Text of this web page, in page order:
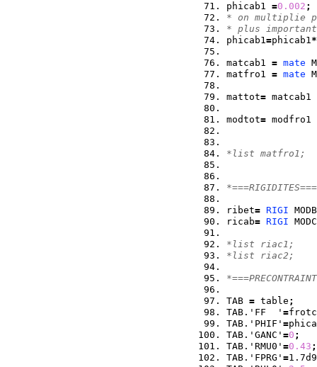
phicab1 =0.002 ;
* on multiplie
* plus
phicab1=phicab1*
matcab1 = mate
matfro1 = mate
mattot= matcab1
modtot= modfro1
*list matfro1;
*===RIGIDITES===
ribet= RIGI
ricab= RIGI
*list riac1;
*list riac2;
TAB = table ;
TAB.'FF  ' =
TAB.'PHIF' =
TAB.'GANC' =0 ;
TAB.'RMU0' =0.43 ;
TAB.'FPRG' =1.7d9